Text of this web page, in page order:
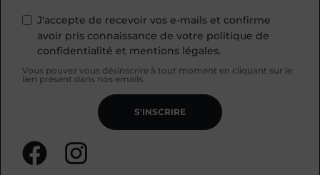
J'accepte de recevoir vos e-mails et confirme
avoir pris connaissance de votre politique de
confidentialité et mentions légales.
Vous pouvez vous désinscrire à tout moment en cliquant sur le
lien présent dans nos emails.
S'INSCRIRE